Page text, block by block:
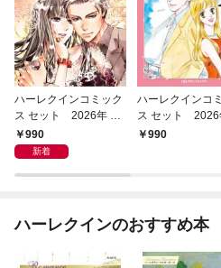
ハーレクインコミック
ス セット 2026年 vo
l.1090
990
新着
ハーレクインコ
ス セット 2026
l.806
990
ハーレクインのおすすめ本